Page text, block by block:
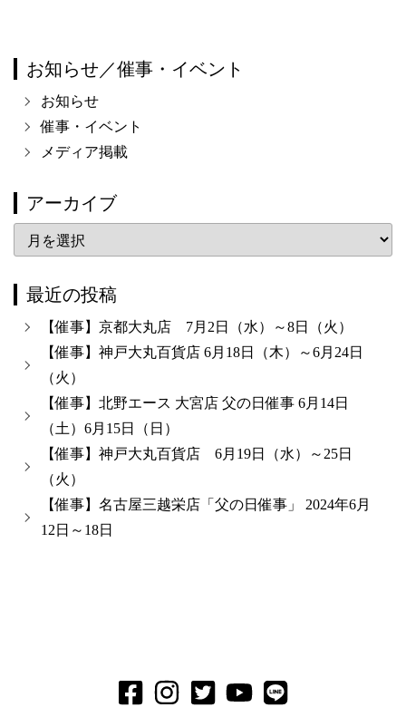
お知らせ／催事・イベント
お知らせ
催事・イベント
メディア掲載
アーカイブ
ー
カ
イ
ブ
最近の投稿
【催事】京都大丸店 7月2日（水）～8日（火）
【催事】神戸大丸百貨店 6月18日（木）～6月24日
（火）
【催事】北野エース 大宮店 父の日催事 6月14日
（土）6月15日（日）
【催事】神戸大丸百貨店 6月19日（水）～25日
（火）
【催事】名古屋三越栄店「父の日催事」 2024年6月
12日～18日